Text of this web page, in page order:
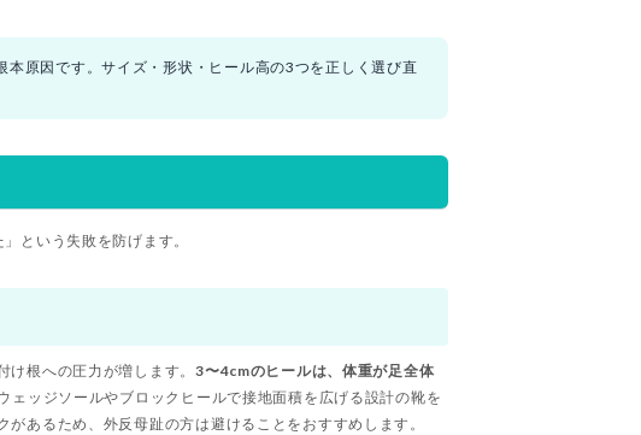
本原因です。サイズ・形状・ヒール高の3つを正しく選び直
という失敗を防げます。
け根への圧力が増します。3〜4cmのヒールは、体重が足全体
ッジソールやブロックヒールで接地面積を広げる設計の靴を
あるため、外反母趾の方は避けることをおすすめします。